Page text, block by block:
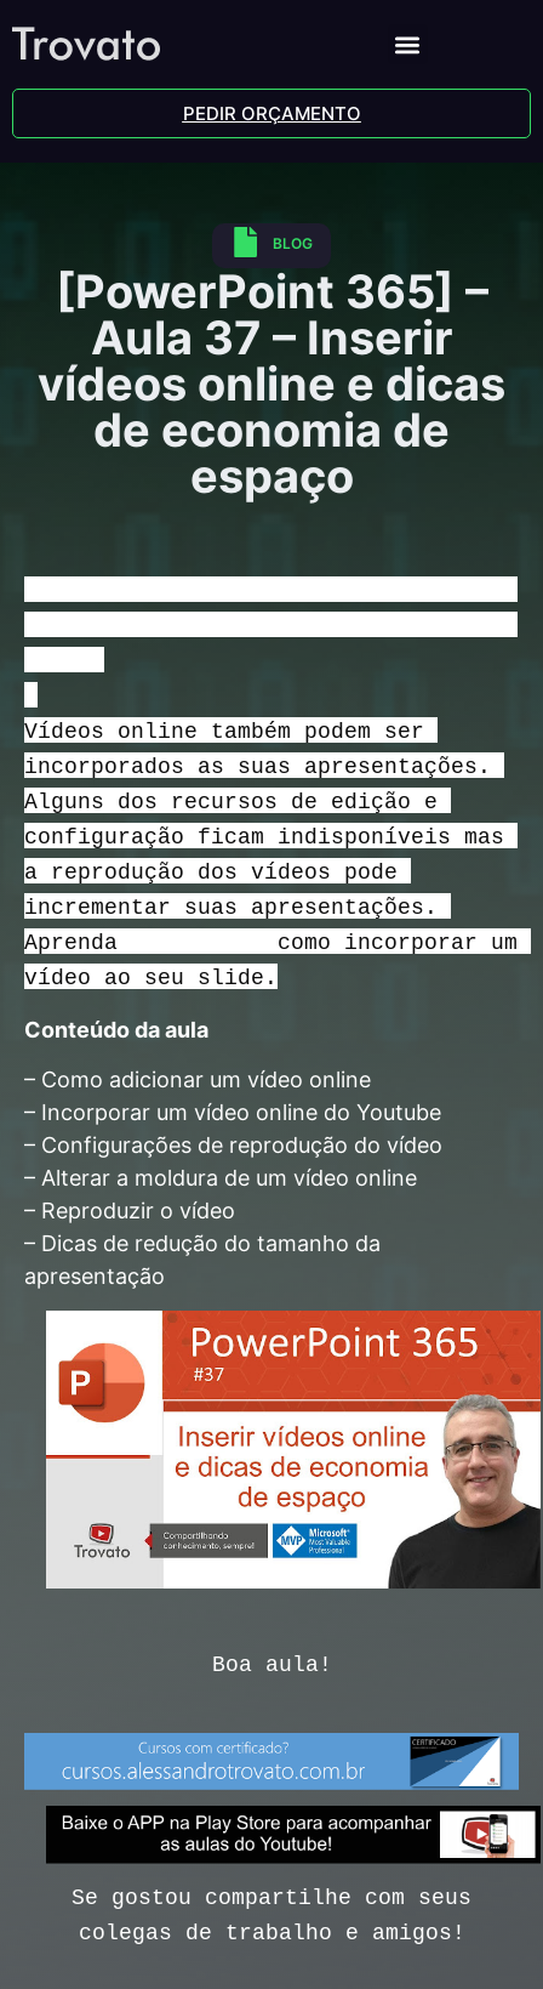
PEDIR ORÇAMENTO
BLOG
[PowerPoint 365] –
Aula 37 – Inserir
vídeos online e dicas
de economia de
espaço
Vídeos online também podem ser
incorporados as suas apresentações.
Alguns dos recursos de edição e
configuração ficam indisponíveis mas
a reprodução dos vídeos pode
incrementar suas apresentações.
Aprenda
como incorporar um
vídeo ao seu slide.
Conteúdo da aula
– Como adicionar um vídeo online
– Incorporar um vídeo online do Youtube
– Configurações de reprodução do vídeo
– Alterar a moldura de um vídeo online
– Reproduzir o vídeo
– Dicas de redução do tamanho da
apresentação
Boa aula!
Se gostou compartilhe com seus
colegas de trabalho e amigos!